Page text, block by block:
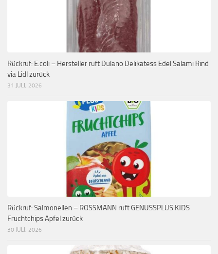
Rückruf: E.coli – Hersteller ruft Dulano Delikatess Edel Salami Rind
via Lidl zurück
31 JULI, 2026
Rückruf: Salmonellen – ROSSMANN ruft GENUSSPLUS KIDS
Fruchtchips Apfel zurück
30 JULI, 2026